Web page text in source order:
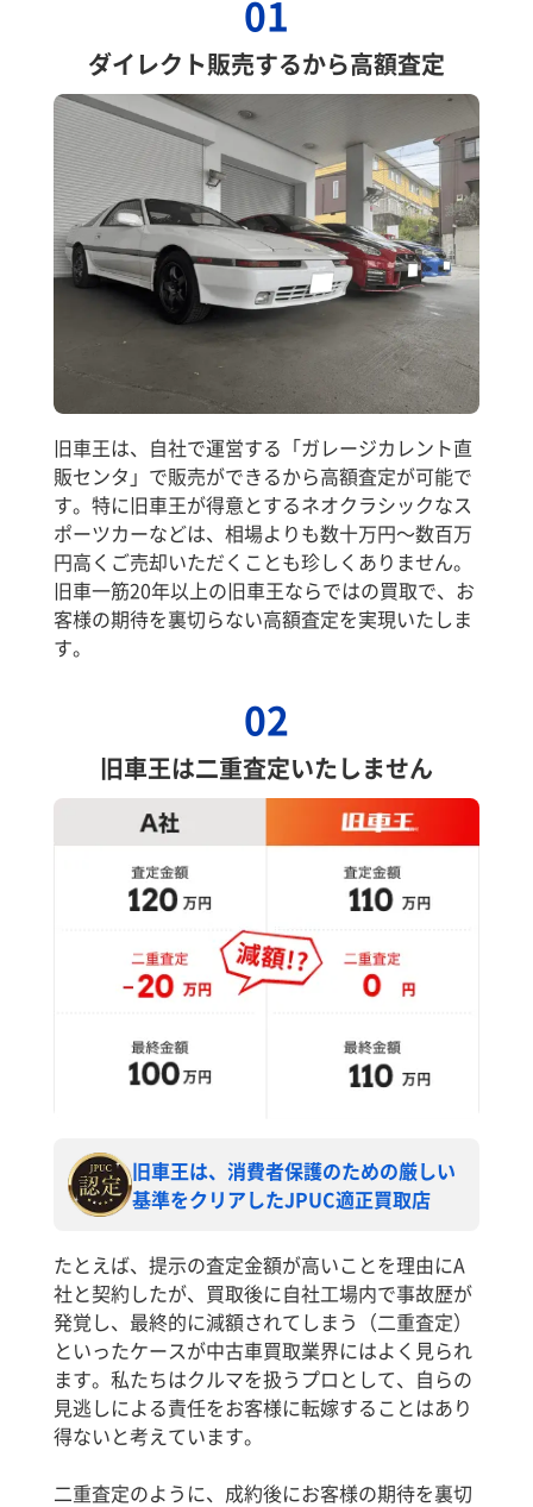
01
ダイレクト販売するから高額査定
旧車王は、自社で運営する「ガレージカレント直
販センタ」で販売ができるから高額査定が可能で
す。特に旧車王が得意とするネオクラシックなス
ポーツカーなどは、相場よりも数十万円～数百万
円高くご売却いただくことも珍しくありません。
旧車一筋20年以上の旧車王ならではの買取で、お
客様の期待を裏切らない高額査定を実現いたしま
す。
02
旧車王は二重査定いたしません
旧車王は、消費者保護のための厳しい
基準をクリアしたJPUC適正買取店
たとえば、提示の査定金額が高いことを理由にA
社と契約したが、買取後に自社工場内で事故歴が
発覚し、最終的に減額されてしまう（二重査定）
といったケースが中古車買取業界にはよく見られ
ます。私たちはクルマを扱うプロとして、自らの
見逃しによる責任をお客様に転嫁することはあり
得ないと考えています。
二重査定のように、成約後にお客様の期待を裏切